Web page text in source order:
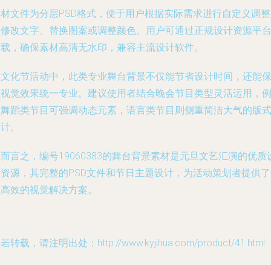
文件为分层PSD格式，便于用户根据实际需求进行自定义调
改文字、替换图案或调整颜色。用户可通过正规设计资源平台
，确保素材高清无水印，兼容主流设计软件。
化节活动中，此类专业舞台背景不仅能节省设计时间，还能保
觉效果统一专业。建议使用者结合晚会节目类型灵活运用，例
蹈类节目可强调动态元素，语言类节目则侧重简洁大气的版式
。
言之，编号19060383的舞台背景素材是元旦文艺汇演的优质
源，其完整的PSD文件和节日主题设计，为活动策划者提供
效的视觉解决方案。
转载，请注明出处：http://www.kyjihua.com/product/41.html